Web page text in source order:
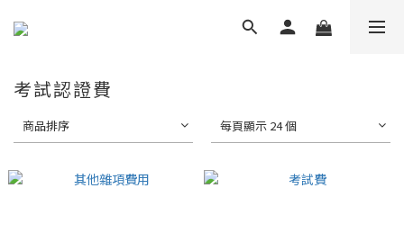
考試認證費
商品排序 每頁顯示 24 個